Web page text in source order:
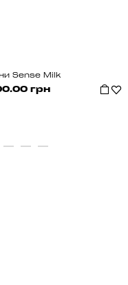
Sense Milk
грн